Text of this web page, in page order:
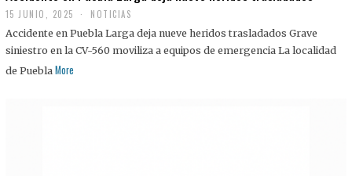
15 JUNIO, 2025 NOTICIAS
Accidente en Puebla Larga deja nueve heridos trasladados Grave
siniestro en la CV-560 moviliza a equipos de emergencia La localidad
de Puebla More